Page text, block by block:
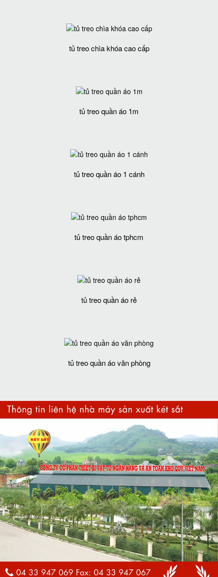
tủ treo chìa khóa cao cấp
tủ treo quần áo 1m
tủ treo quần áo 1 cánh
tủ treo quần áo tphcm
tủ treo quần áo rẻ
tủ treo quần áo văn phòng